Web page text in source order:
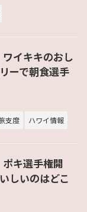
ワイキキのおし
ーで朝食選手
支度 ハワイ情報
ポキ選手権開
しいのはどこ